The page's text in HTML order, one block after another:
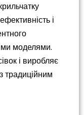
і
моделями.
і виробляє
традиційним